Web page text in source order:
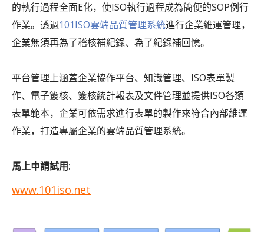
的執行過程全面E化，使ISO執行過程成為簡便的SOP例行
作業。透過101ISO雲端品質管理系統進行企業維運管理，
企業無須再為了稽核補紀錄、為了紀錄補回憶。
平台管理上涵蓋企業協作平台、知識管理、ISO表單製
作、電子簽核、簽核統計報表及文件管理並提供ISO各類
表單範本，企業可依需求進行表單的製作來符合內部維運
作業，打造專屬企業的雲端品質管理系統。
馬上申請試用:
www.101iso.net